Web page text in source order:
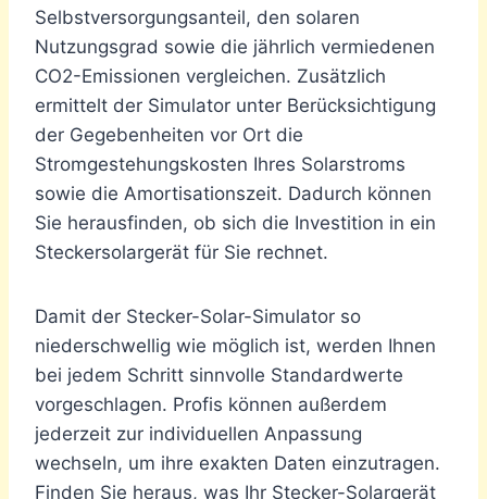
Selbstversorgungsanteil, den solaren
Nutzungsgrad sowie die jährlich vermiedenen
CO2-Emissionen vergleichen. Zusätzlich
ermittelt der Simulator unter Berücksichtigung
der Gegebenheiten vor Ort die
Stromgestehungskosten Ihres Solarstroms
sowie die Amortisationszeit. Dadurch können
Sie herausfinden, ob sich die Investition in ein
Steckersolargerät für Sie rechnet.
Damit der Stecker-Solar-Simulator so
niederschwellig wie möglich ist, werden Ihnen
bei jedem Schritt sinnvolle Standardwerte
vorgeschlagen. Profis können außerdem
jederzeit zur individuellen Anpassung
wechseln, um ihre exakten Daten einzutragen.
Finden Sie heraus, was Ihr Stecker-Solargerät